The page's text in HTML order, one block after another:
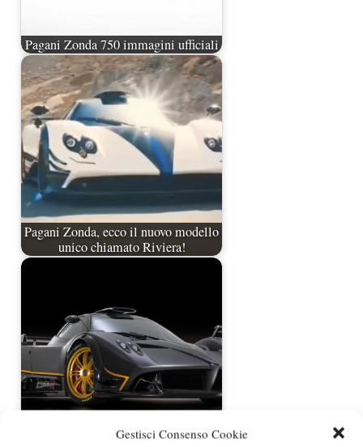
Gestisci Consenso Cookie
Pagani Zonda 750 immagini ufficiali
Pagani Zonda, ecco il nuovo modello
unico chiamato Riviera!
Pagani Zonda R nuovo record al